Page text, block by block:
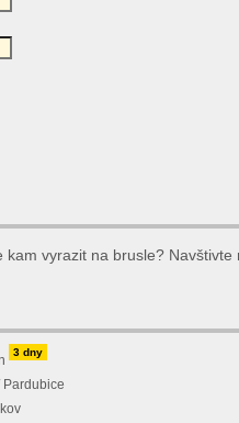
kam vyrazit na brusle?
3 dny
Pardubice